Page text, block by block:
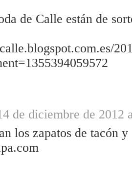
de Calle están de
de diciembre de 2012
los zapatos de tacón